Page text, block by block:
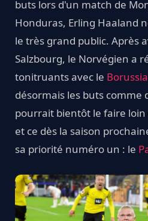
buts lors d'un match de
Honduras, Erling Haaland
le très grand public. Après
Salzbourg, le Norvégien a
tonitruants avec le
désormais les buts comme
pourrait bientôt le faire loin
et ce dès la saison
sa priorité numéro un : le